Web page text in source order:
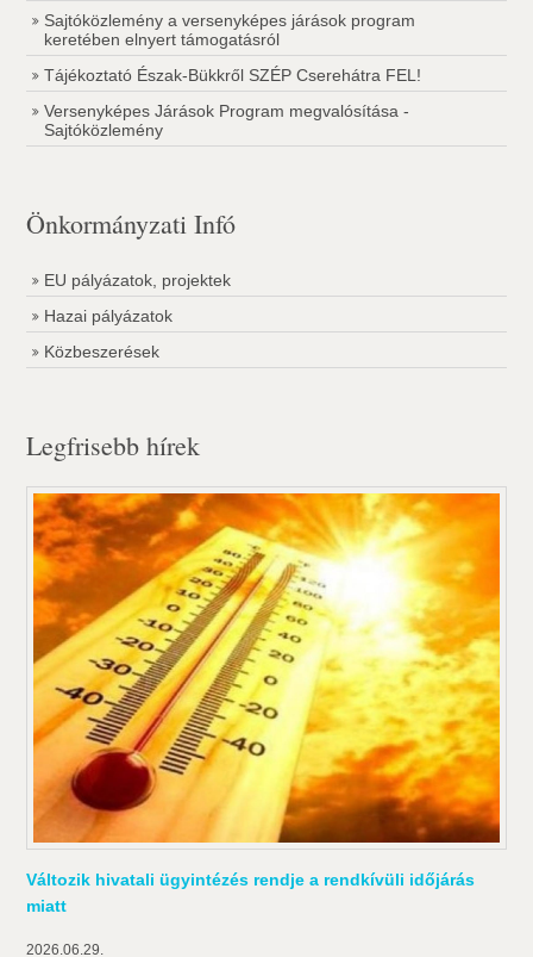
Sajtóközlemény a versenyképes járások program
keretében elnyert támogatásról
Tájékoztató Észak-Bükkről SZÉP Cserehátra FEL!
Versenyképes Járások Program megvalósítása -
Sajtóközlemény
Önkormányzati Infó
EU pályázatok, projektek
Hazai pályázatok
Közbeszerések
Legfrisebb hírek
Változik hivatali ügyintézés rendje a rendkívüli időjárás
miatt
2026.06.29.